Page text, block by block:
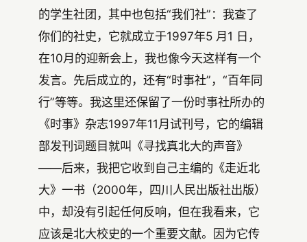
的学生社团，其中也包括“我们社”：我查了
你们的社史，它就成立于1997年5 月1 日，
在10月的迎新会上，我也像今天这样有一个
发言。先后成立的，还有“时事社”，“百年同
行”等等。我这里还保留了一份时事社所办的
《时事》杂志1997年11月试刊号，它的编辑
部发刊词题目就叫《寻找真北大的声音》
——后来，我把它收到自己主编的《走近北
大》一书（2000年，四川人民出版社出版）
中，却没有引起任何反响，但在我看来，它
应该是北大校史的一个重要文献。因为它传